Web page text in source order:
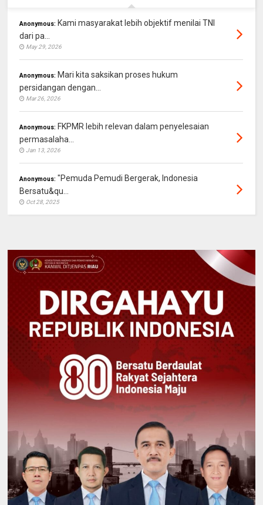
Anonymous: Kami masyarakat lebih objektif menilai TNI
dari pa...
May 29, 2026
Anonymous: Mari kita saksikan proses hukum
persidangan dengan...
Mar 26, 2026
Anonymous: FKPMR lebih relevan dalam penyelesaian
permasalaha...
Jan 13, 2026
Anonymous: "Pemuda Pemudi Bergerak, Indonesia
Bersatu&qu...
Oct 28, 2025